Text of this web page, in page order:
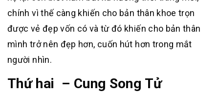
chính vì thế càng khiến cho bản thân khoe trọn
được vẻ đẹp vốn có và từ đó khiến cho bản thân
mình trở nên đẹp hơn, cuốn hút hơn trong mắt
người nhìn.
Thứ hai – Cung Song Tử